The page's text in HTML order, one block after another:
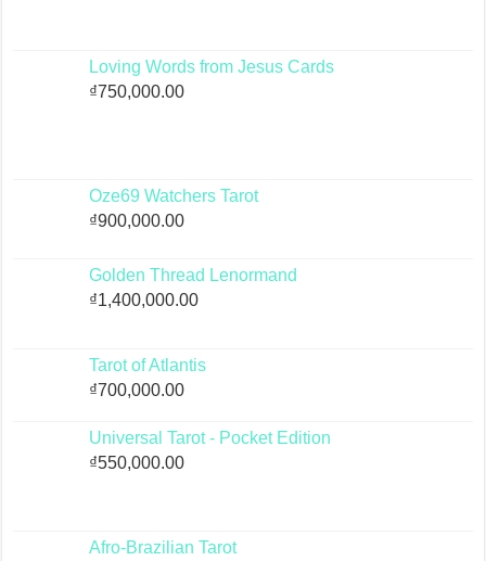
Loving Words from Jesus Cards
₫750,000.00
Oze69 Watchers Tarot
₫900,000.00
Golden Thread Lenormand
₫1,400,000.00
Tarot of Atlantis
₫700,000.00
Universal Tarot - Pocket Edition
₫550,000.00
Afro-Brazilian Tarot